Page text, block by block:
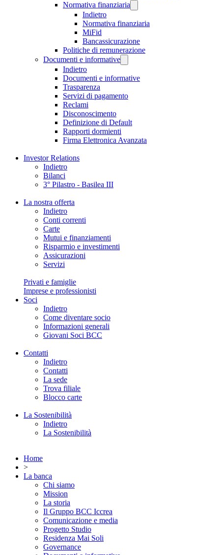
Normativa finanziaria
Indietro
Normativa finanziaria
MiFid
Bancassicurazione
Politiche di remunerazione
Documenti e informative
Indietro
Documenti e informative
Trasparenza
Servizi di pagamento
Reclami
Disconoscimento
Definizione di Default
Rapporti dormienti
Firma Elettronica Avanzata
Investor Relations
Indietro
Bilanci
3° Pilastro - Basilea III
La nostra offerta
Indietro
Conti correnti
Carte
Mutui e finanziamenti
Risparmio e investimenti
Assicurazioni
Servizi
Privati e famiglie
Imprese e professionisti
Soci
Indietro
Come diventare socio
Informazioni generali
Giovani Soci BCC
Contatti
Indietro
Contatti
La sede
Trova filiale
Blocco carte
La Sostenibilità
Indietro
La Sostenibilità
Home
>
La banca
Chi siamo
Mission
La storia
Il Gruppo BCC Iccrea
Comunicazione e media
Progetto Studio
Residenza Mai Soli
Governance